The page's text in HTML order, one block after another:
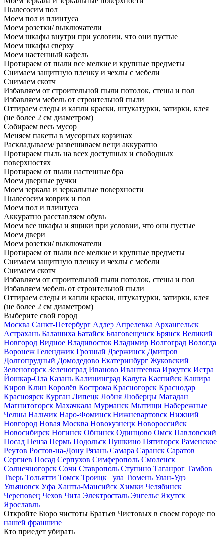
Пылесосим пол
Моем пол и плинтуса
Моем розетки/ выключатели
Моем шкафы внутри при условии, что они пустые
Моем шкафы сверху
Моем настенный кафель
Протираем от пыли все мелкие и крупные предметы
Снимаем защитную пленку и чехлы с мебели
Снимаем скотч
Избавляем от строительной пыли потолок, стены и пол
Избавляем мебель от строительной пыли
Оттираем следы и капли краски, штукатурки, затирки, клея
(не более 2 см диаметром)
Собираем весь мусор
Меняем пакеты в мусорных корзинах
Раскладываем/ развешиваем вещи аккуратно
Протираем пыль на всех доступных и свободных
поверхностях
Протираем от пыли настенные бра
Моем дверные ручки
Моем зеркала и зеркальные поверхности
Пылесосим коврик и пол
Моем пол и плинтуса
Аккуратно расставляем обувь
Моем все шкафы и ящики при условии, что они пустые
Моем двери
Моем розетки/ выключатели
Протираем от пыли все мелкие и крупные предметы
Снимаем защитную пленку и чехлы с мебели
Снимаем скотч
Избавляем от строительной пыли потолок, стены и пол
Избавляем мебель от строительной пыли
Оттираем следы и капли краски, штукатурки, затирки, клея
(не более 2 см диаметром)
Выберите свой город
Москва Санкт-Петербург Адлер Апрелевка Архангельск
Астрахань Балашиха Батайск Благовещенск Брянск Великий
Новгород Видное Владивосток Владимир Волгоград Вологда
Воронеж Геленджик Грозный Дзержинск Дмитров
Долгопрудный Домодедово Екатеринбург Жуковский
Зеленогорск Зеленоград Иваново Ивантеевка Иркутск Истра
Йошкар-Ола Казань Калининград Калуга Каспийск Кашира
Киров Клин Королёв Кострома Красногорск Краснодар
Красноярск Курган Липецк Лобня Люберцы Магадан
Магнитогорск Махачкала Мурманск Мытищи Набережные
Челны Нальчик Наро-Фоминск Нижневартовск Нижний
Новгород Новая Москва Новокузнецк Новороссийск
Новосибирск Ногинск Обнинск Одинцово Омск Павловский
Посад Пенза Пермь Подольск Пушкино Пятигорск Раменское
Реутов Ростов-на-Дону Рязань Самара Саранск Саратов
Сергиев Посад Серпухов Симферополь Смоленск
Солнечногорск Сочи Ставрополь Ступино Таганрог Тамбов
Тверь Тольятти Томск Троицк Тула Тюмень Улан-Удэ
Ульяновск Уфа Ханты-Мансийск Химки Челябинск
Череповец Чехов Чита Электросталь Энгельс Якутск
Ярославль
Откройте Бюро чистоты Братьев Чистовых в своем городе по
нашей франшизе
Кто приедет убирать